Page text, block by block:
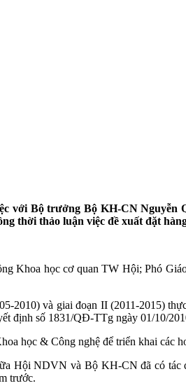
với Bộ trưởng Bộ KH-CN
thời thảo luận việc đề xuất đặt
Khoa học cơ quan TW Hội; Phó
và giai đoạn II (2011-2015)
định số 1831/QĐ-TTg ngày 01/10/
học & Công nghệ để triển khai
Hội NDVN và Bộ KH-CN đã có tác
trước.